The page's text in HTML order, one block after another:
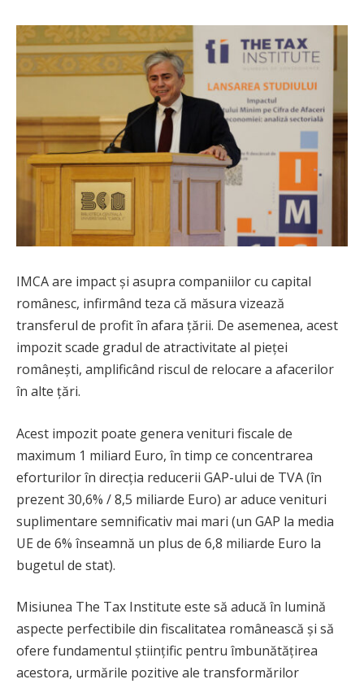
IMCA are impact și asupra companiilor cu capital
românesc, infirmând teza că măsura vizează
transferul de profit în afara țării. De asemenea, acest
impozit scade gradul de atractivitate al pieței
românești, amplificând riscul de relocare a afacerilor
în alte țări.
Acest impozit poate genera venituri fiscale de
maximum 1 miliard Euro, în timp ce concentrarea
eforturilor în direcția reducerii GAP-ului de TVA (în
prezent 30,6% / 8,5 miliarde Euro) ar aduce venituri
suplimentare semnificativ mai mari (un GAP la media
UE de 6% înseamnă un plus de 6,8 miliarde Euro la
bugetul de stat).
Misiunea The Tax Institute este să aducă în lumină
aspecte perfectibile din fiscalitatea românească și să
ofere fundamentul științific pentru îmbunătățirea
acestora, urmările pozitive ale transformărilor